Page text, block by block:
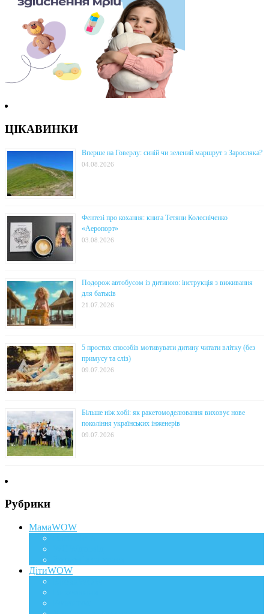
ЦІКАВИНКИ
Вперше на Говерлу: синій чи зелений маршрут з Заросляка?
04.08.2026
Фентезі про кохання: книга Тетяни Колесніченко
«Аеропорт»
03.08.2026
Подорож автобусом із дитиною: інструкція з виживання
для батьків
21.07.2026
5 простих способів мотивувати дитину читати влітку (без
примусу та сліз)
09.07.2026
Більше ніж хобі: як ракетомоделювання виховує нове
покоління українських інженерів
09.07.2026
Рубрики
МамаWOW
ДітиWOW